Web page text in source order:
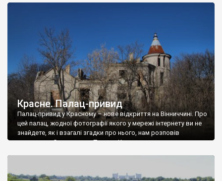
Красне. Палац-привид
Палац-привид у Красному – нове відкриття на Вінниччині. Про
цей палац, жодної фотографії якого у мережі інтернету ви не
знайдете, як і взагалі згадки про нього, нам розповів
мешканець Самгородка. Палац у Красному вразив не лише